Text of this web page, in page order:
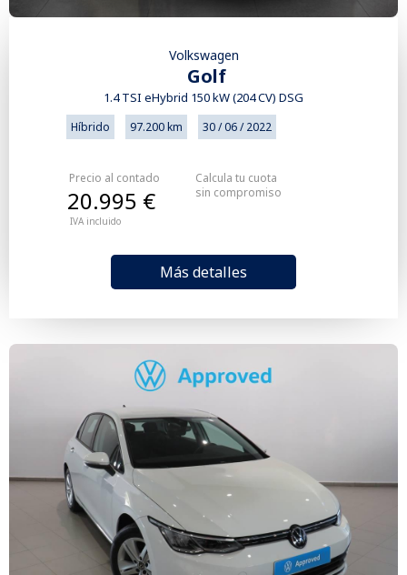
Volkswagen
Golf
1.4 TSI eHybrid 150 kW (204 CV) DSG
Híbrido 97.200 km 30 / 06 / 2022
Precio al contado
IVA incluido
20.995 €
Más detalles
Calcula tu cuota
sin compromiso